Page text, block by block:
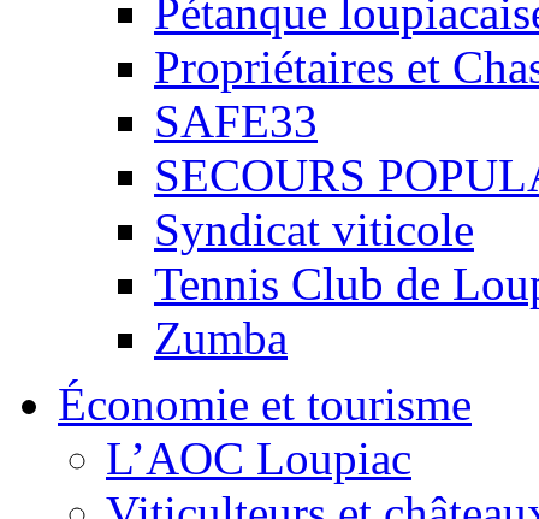
Pétanque
Propriétaires et
SAFE33
SECOURS
Syndicat viticole
Tennis Club de
Zumba
Économie et tourisme
L’AOC Loupiac